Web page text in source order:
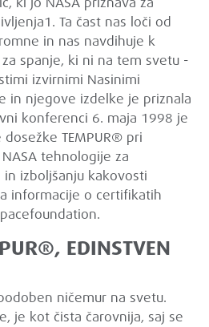
Ta čast nas loči od
in nas navdihuje k
spanje, ki ni na tem svetu -
izvirnimi Nasinimi
in njegove izdelke je priznala
konferenci 6. maja 1998 je
TEMPUR® pri
tehnologije za
izboljšanju kakovosti
informacije o certifikatih
EDINSTVEN
ničemur na svetu.
je kot čista čarovnija, saj se